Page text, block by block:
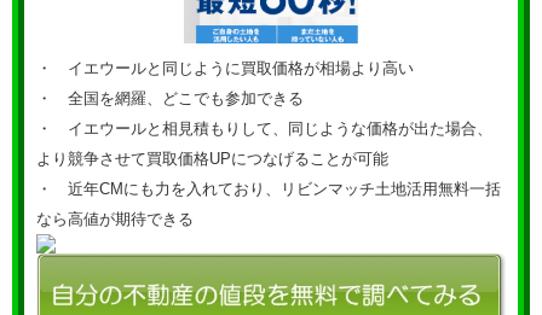
・ イエウールと同じように買取価格が相場より高い
・ 全国を網羅、どこでも参加できる
・ イエウールと相見積もりして、同じような価格が出た場合、
より競争させて買取価格UPにつなげることが可能
・ 近年CMにも力を入れており、リビンマッチ土地活用無料一括
なら高値が期待できる